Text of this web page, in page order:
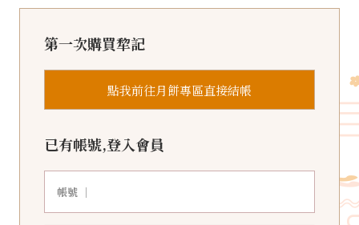
第一次購買犂記
點我前往月餅專區直接結帳
已有帳號,登入會員
帳號 ｜